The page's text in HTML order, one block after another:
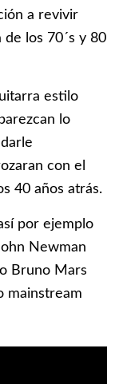
a revivir
los 70´s y 80
estilo
lo
con el
40 años atrás.
por ejemplo
Newman
Bruno Mars
mainstream